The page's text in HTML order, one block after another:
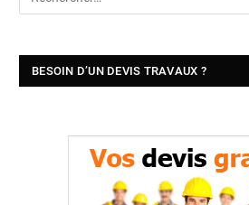
BESOIN D’UN DEVIS TRAVAUX ?